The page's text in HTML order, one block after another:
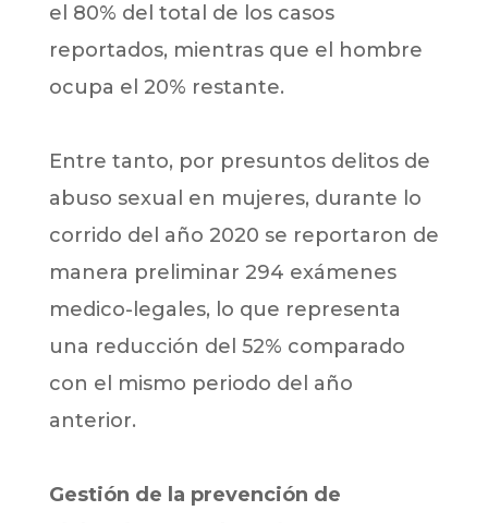
el 80% del total de los casos
reportados, mientras que el hombre
ocupa el 20% restante.
Entre tanto, por presuntos delitos de
abuso sexual en mujeres, durante lo
corrido del año 2020 se reportaron de
manera preliminar 294 exámenes
medico-legales, lo que representa
una reducción del 52% comparado
con el mismo periodo del año
anterior.
Gestión de la prevención de